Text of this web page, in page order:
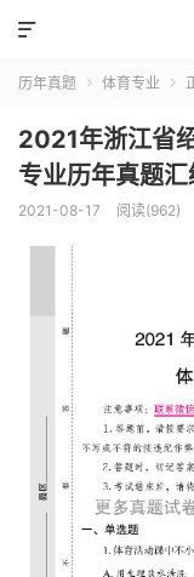

历年真题  体育专业 
2021年浙江省
专业历年真题
2021-08-17 阅读(962)